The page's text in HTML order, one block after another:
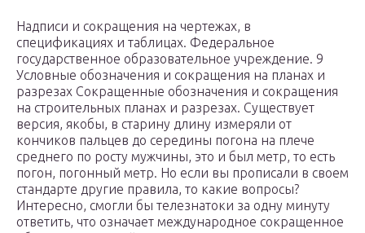
Надписи и сокращения на чертежах, в
спецификациях и таблицах. Федеральное
государственное образовательное учреждение. 9
Условные обозначения и сокращения на планах и
разрезах Сокращенные обозначения и сокращения
на строительных планах и разрезах. Существует
версия, якобы, в старину длину измеряли от
кончиков пальцев до середины погона на плече
среднего по росту мужчины, это и был метр, то есть
погон, погонный метр. Но если вы прописали в своем
стандарте другие правила, то какие вопросы?
Интересно, смогли бы телезнатоки за одну минуту
ответить, что означает международное сокращенное